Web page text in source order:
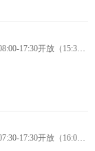
17:30开放（15:30
17:30开放（16:00